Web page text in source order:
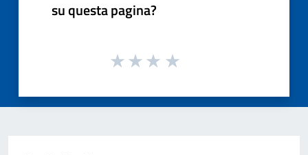
su questa pagina?